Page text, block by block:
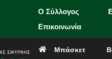
Ο Σύλλογος
Επικοινωνία
Μπάσκετ